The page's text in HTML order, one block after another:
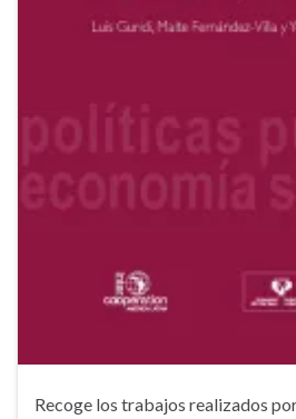
Recoge los trabajos realizados